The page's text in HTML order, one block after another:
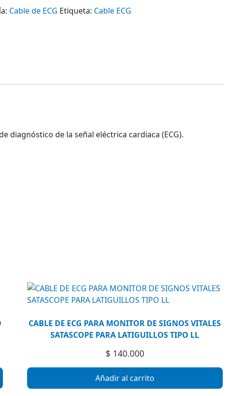
Cable de ECG Etiqueta: Cable ECG
diagnóstico de la señal eléctrica cardiaca (ECG).
CABLE DE ECG PARA MONITOR DE SIGNOS VITALES
SATASCOPE PARA LATIGUILLOS TIPO LL
$ 140.000
Añadir al carrito